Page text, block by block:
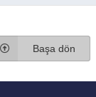
Başa dön